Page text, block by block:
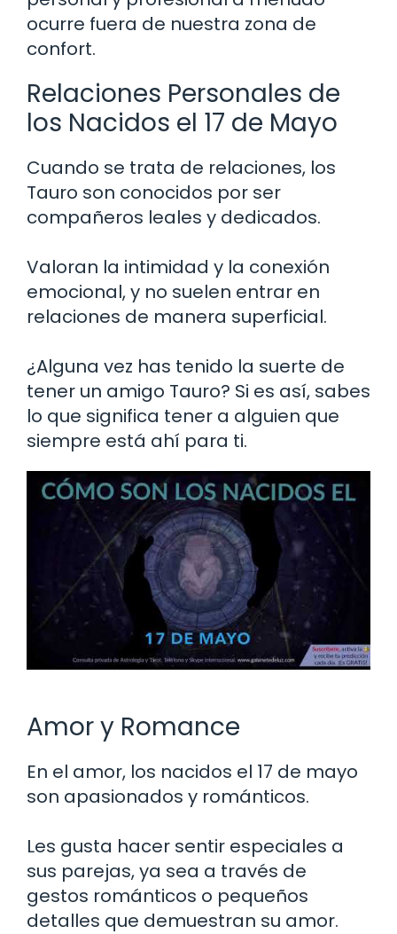
ocurre fuera de nuestra zona de
confort.
Relaciones Personales de
los Nacidos el 17 de Mayo
Cuando se trata de relaciones, los
Tauro son conocidos por ser
compañeros leales y dedicados.
Valoran la intimidad y la conexión
emocional, y no suelen entrar en
relaciones de manera superficial.
¿Alguna vez has tenido la suerte de
tener un amigo Tauro? Si es así, sabes
lo que significa tener a alguien que
siempre está ahí para ti.
Amor y Romance
En el amor, los nacidos el 17 de mayo
son apasionados y románticos.
Les gusta hacer sentir especiales a
sus parejas, ya sea a través de
gestos románticos o pequeños
detalles que demuestran su amor.